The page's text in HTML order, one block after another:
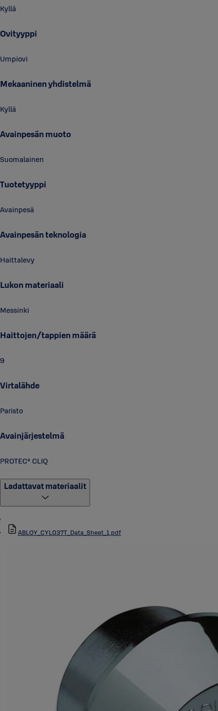
Kyllä
Ovityyppi
Umpiovi
Mekaaninen yhdistelmä
Kyllä
Avainpesän muoto
Suomalainen
Tuotetyyppi
Avainpesä
Avainpesän teknologia
Haittalevy
Lukon materiaali
Messinki
Haittojen/tappien määrä
9
Virtalähde
Paristo
Avainjärjestelmä
PROTEC² CLIQ
Ladattavat materiaalit
ABLOY_CYL037T_Data_Sheet_1.pdf